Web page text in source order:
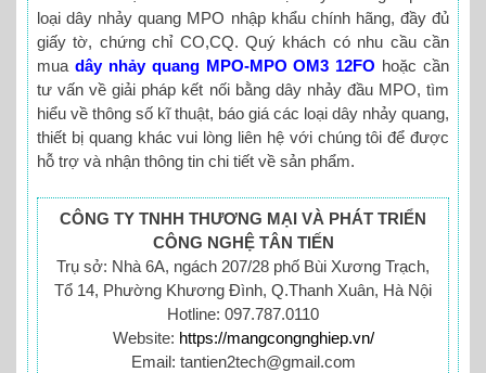
loại dây nhảy quang MPO nhập khẩu chính hãng, đầy đủ
giấy tờ, chứng chỉ CO,CQ. Quý khách có nhu cầu cần
mua dây nhảy quang MPO-MPO OM3 12FO hoặc cần
tư vấn về giải pháp kết nối bằng dây nhảy đầu MPO, tìm
hiểu về thông số kĩ thuật, báo giá các loại dây nhảy quang,
thiết bị quang khác vui lòng liên hệ với chúng tôi để được
hỗ trợ và nhận thông tin chi tiết về sản phẩm.
CÔNG TY TNHH THƯƠNG MẠI VÀ PHÁT TRIỂN
CÔNG NGHỆ TÂN TIẾN
Trụ sở: Nhà 6A, ngách 207/28 phố Bùi Xương Trạch,
Tổ 14, Phường Khương Đình, Q.Thanh Xuân, Hà Nội
Hotline: 097.787.0110
Website: https://mangcongnghiep.vn/
Email: tantien2tech@gmail.com